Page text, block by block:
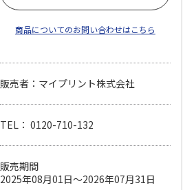
商品についてのお問い合わせはこちら
販売者：マイプリント株式会社
TEL： 0120-710-132
販売期間
2025年08月01日～2026年07月31日